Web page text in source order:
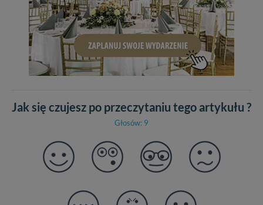
Jak się czujesz po przeczytaniu tego artykułu ?
Głosów: 9